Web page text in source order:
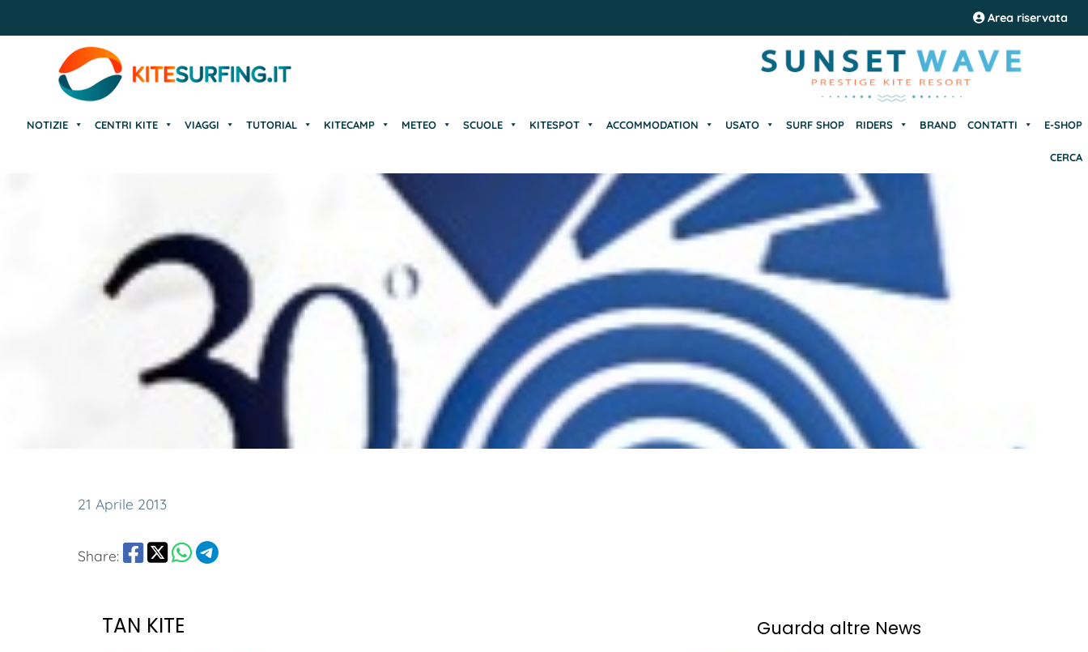
Area riservata
NOTIZIE CENTRI KITE VIAGGI TUTORIAL KITECAMP METEO SCUOLE KITESPOT ACCOMMODATION USATO SURF SHOP RIDERS BRAND CONTATTI E-SHOP
CERCA
21 Aprile 2013
Share:
TAN KITE Guarda altre News